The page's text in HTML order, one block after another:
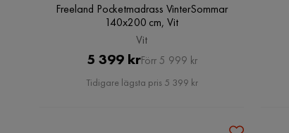
Freeland Pocketmadrass VinterSommar
140x200 cm, Vit
Vit
Pris
5 399 krOriginal
Pris
Förr 5 999 kr
Tidigare lägsta pris 5 399 kr